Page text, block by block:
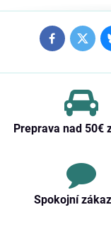
Facebook
Preprava nad 50€
Spokojní